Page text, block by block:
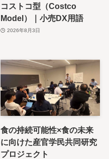
コストコ型（Costco
Model）｜小売DX用語
2026年8月3日
食の持続可能性×食の未来
に向けた産官学民共同研究
プロジェクト